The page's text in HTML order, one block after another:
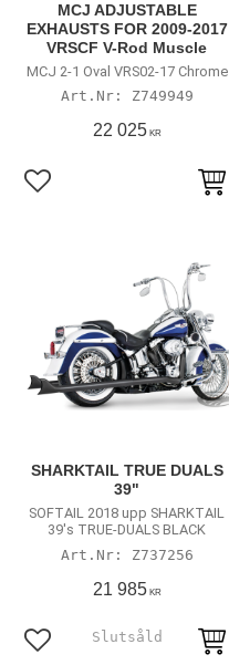
MCJ ADJUSTABLE
EXHAUSTS FOR 2009-2017
VRSCF V-Rod Muscle
MCJ 2-1 Oval VRS02-17 Chrome
Z749949
22 025KR
Lägg till i favoriter
SHARKTAIL TRUE DUALS
39"
SOFTAIL 2018 upp SHARKTAIL
39's TRUE-DUALS BLACK
Z737256
21 985KR
Lägg till i favoriter